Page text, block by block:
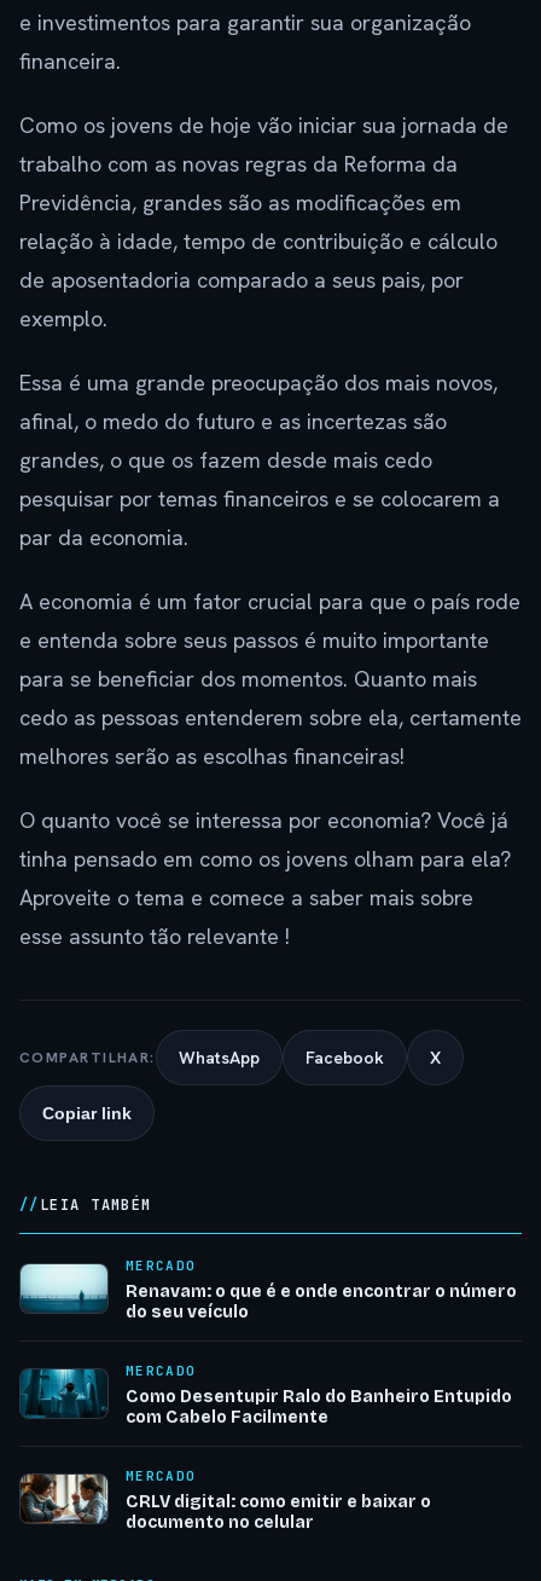
e investimentos para garantir sua organização
financeira.
Como os jovens de hoje vão iniciar sua jornada de
trabalho com as novas regras da Reforma da
Previdência, grandes são as modificações em
relação à idade, tempo de contribuição e cálculo
de aposentadoria comparado a seus pais, por
exemplo.
Essa é uma grande preocupação dos mais novos,
afinal, o medo do futuro e as incertezas são
grandes, o que os fazem desde mais cedo
pesquisar por temas financeiros e se colocarem a
par da economia.
A economia é um fator crucial para que o país rode
e entenda sobre seus passos é muito importante
para se beneficiar dos momentos. Quanto mais
cedo as pessoas entenderem sobre ela, certamente
melhores serão as escolhas financeiras!
O quanto você se interessa por economia? Você já
tinha pensado em como os jovens olham para ela?
Aproveite o tema e comece a saber mais sobre
esse assunto tão relevante !
COMPARTILHAR: WhatsApp Facebook X
Copiar link
LEIA TAMBÉM
MERCADO
Renavam: o que é e onde encontrar o número
do seu veículo
MERCADO
Como Desentupir Ralo do Banheiro Entupido
com Cabelo Facilmente
MERCADO
CRLV digital: como emitir e baixar o
documento no celular